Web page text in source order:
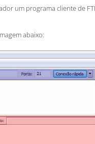
um programa cliente de
abaixo: